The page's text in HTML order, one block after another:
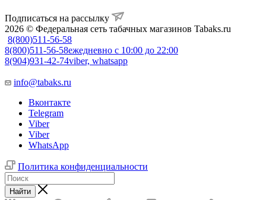
Подписаться на рассылку
2026 © Федеральная сеть табачных магазинов Tabaks.ru
8(800)511-56-58
8(800)511-56-58ежедневно с 10:00 до 22:00
8(904)931-42-74viber, whatsapp
info@tabaks.ru
Вконтакте
Telegram
Viber
Viber
WhatsApp
Политика конфиденциальности
Найти